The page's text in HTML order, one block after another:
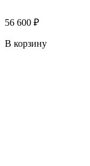
56 600 ₽
В корзину